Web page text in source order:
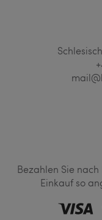
Bezahlen Sie
Einkauf so